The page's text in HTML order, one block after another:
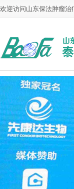
欢迎访问山东保法肿瘤治